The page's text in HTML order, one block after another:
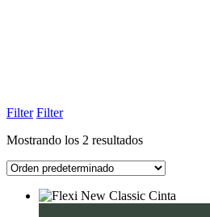
Filter Filter
Mostrando los 2 resultados